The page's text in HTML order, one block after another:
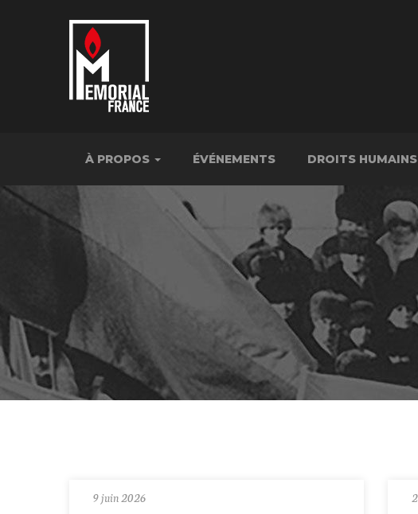
À PROPOS ÉVÉNEMENTS DROITS HUMAINS
9 juin 2026